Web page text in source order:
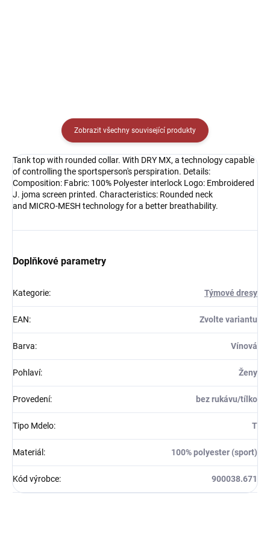
Zobrazit všechny související produkty
Tank top with rounded collar. With DRY MX, a technology capable
of controlling the sportsperson's perspiration. Details:
Composition: Fabric: 100% Polyester interlock Logo: Embroidered
J. joma screen printed. Characteristics: Rounded neck
and MICRO-MESH technology for a better breathability.
Doplňkové parametry
Kategorie: Týmové dresy
EAN: Zvolte variantu
Barva: Vínová
Pohlaví: Ženy
Provedení: bez rukávu/tílko
Tipo Mdelo: T
Materiál : 100% polyester (sport)
Kód výrobce: 900038.671